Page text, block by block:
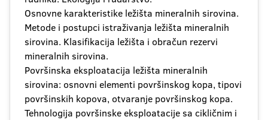
Osnovne karakteristike ležišta mineralnih sirovina.
Metode i postupci istraživanja ležišta mineralnih
sirovina. Klasifikacija ležišta i obračun rezervi
mineralnih sirovina.
Površinska eksploatacija ležišta mineralnih
sirovina: osnovni elementi površinskog kopa, tipovi
površinskih kopova, otvaranje površinskog kopa.
Tehnologija površinske eksploatacije sa cikličnim i